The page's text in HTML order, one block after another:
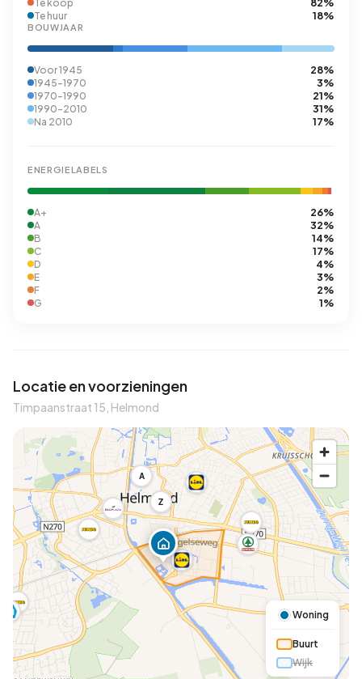
Te koop
Te huur 18%
BOUWJAAR
Voor 1945 28%
1945-1970 3%
1970-1990 21%
1990-2010 31%
Na 2010 17%
ENERGIELABELS
A+ 26%
A 32%
B 14%
C 17%
D 4%
E 3%
F 2%
G 1%
Locatie en voorzieningen
Timpaanstraat 15, Helmond
Z
A
Woning
Buurt
Wijk